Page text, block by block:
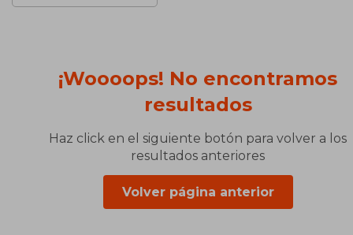
¡Woooops! No encontramos
resultados
Haz click en el siguiente botón para volver a los
resultados anteriores
Volver página anterior